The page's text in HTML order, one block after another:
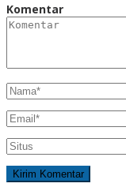
Komentar